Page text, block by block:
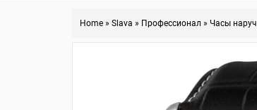
Home » Slava » Профессионал » Часы